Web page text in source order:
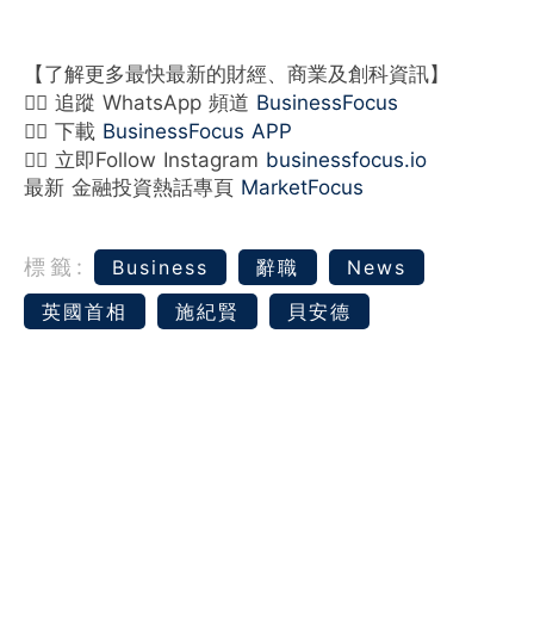
【了解更多最快最新的財經、商業及創科資訊】
👉🏻 追蹤 WhatsApp 頻道 BusinessFocus
👉🏻 下載 BusinessFocus APP
👉🏻 立即Follow Instagram businessfocus.io
最新 金融投資熱話專頁 MarketFocus
標籤: Business 辭職
News
英國首相
施紀賢 貝安德